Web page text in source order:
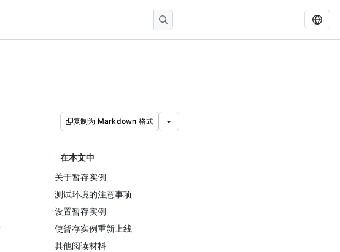
复制为 Markdown 格式
在本文中
关于暂存实例
测试环境的注意事项
设置暂存实例
使暂存实例重新上线
其他阅读材料